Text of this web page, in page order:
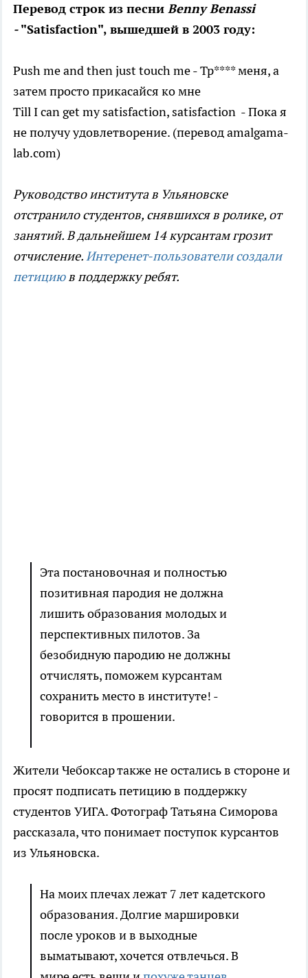
Перевод строк из песни Benny Benassi
-"Satisfaction", вышедшей в 2003 году:
Push me and then just touch me - Тр**** меня, а
затем просто прикасайся ко мне
Till I can get my satisfaction, satisfaction - Пока я
не получу удовлетворение. (перевод amalgama-
lab.com)
Руководство института в Ульяновске
отстранило студентов, снявшихся в ролике, от
занятий. В дальнейшем 14 курсантам грозит
отчисление.Интеренет-пользователи создали
петициюв поддержку ребят.
Эта постановочная и полностью
позитивная пародия не должна
лишить образования молодых и
перспективных пилотов. За
безобидную пародию не должны
отчислять, поможем курсантам
сохранить место в институте! -
говорится в прошении.
Жители Чебоксар также не остались в стороне и
просят подписать петицию в поддержку
студентов УИГА. Фотограф Татьяна Симорова
рассказала, что понимает поступок курсантов
из Ульяновска.
На моих плечах лежат 7 лет кадетского
образования. Долгие маршировки
после уроков и в выходные
выматывают, хочется отвлечься. В